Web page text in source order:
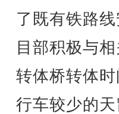
了既有铁路
目部积极与
转体桥转体
行车较少的